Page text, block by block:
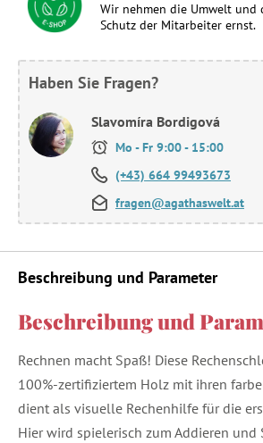
Wir nehmen die Umwelt und
Schutz der Mitarbeiter ernst.
Haben Sie Fragen?
Slavomíra Bordigová
Mo - Fr 9:00 - 15:00
(+43) 664 99493673
fragen@agathaswelt.at
Beschreibung und Parameter
Beschreibung und
Rechnen macht Spaß! Diese
100%-zertifiziertem Holz mit ihren
dient als visuelle Rechenhilfe für die
Hier wird spielerisch zum Addieren und